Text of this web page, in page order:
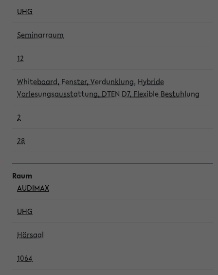
UHG
Seminarraum
12
Whiteboard, Fenster, Verdunklung, Hybride
Vorlesungsausstattung, DTEN D7, Flexible Bestuhlung
2
28
AUDIMAX
UHG
Hörsaal
1064